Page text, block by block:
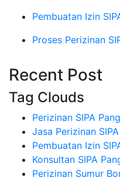
Pembuatan Izin
Proses Perizinan
Recent Post
Tag Clouds
Perizinan SIPA
Jasa Perizinan
Pembuatan Izin
Konsultan SIPA
Perizinan Sumur